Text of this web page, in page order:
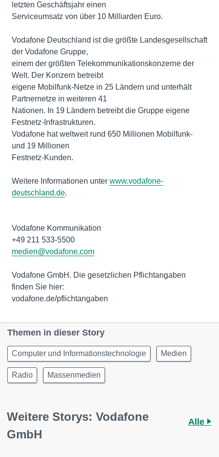
letzten Geschäftsjahr einen
Serviceumsatz von über 10 Milliarden Euro.
Vodafone Deutschland ist die größte Landesgesellschaft
der Vodafone Gruppe,
einem der größten Telekommunikationskonzerne der
Welt. Der Konzern betreibt
eigene Mobilfunk-Netze in 25 Ländern und unterhält
Partnernetze in weiteren 41
Nationen. In 19 Ländern betreibt die Gruppe eigene
Festnetz-Infrastrukturen.
Vodafone hat weltweit rund 650 Millionen Mobilfunk-
und 19 Millionen
Festnetz-Kunden.
Weitere Informationen unter www.vodafone-
deutschland.de.
Vodafone Kommunikation
medien@vodafone.com
Vodafone GmbH. Die gesetzlichen Pflichtangaben
finden Sie hier:
vodafone.de/pflichtangaben
Themen in dieser Story
Computer und Informationstechnologie Medien
Radio Massenmedien
Weitere Storys: Vodafone
GmbH
Alle